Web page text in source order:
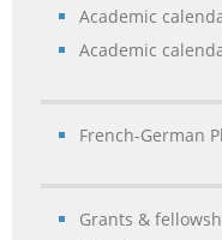
Academic
Academic
French-German
Grants &